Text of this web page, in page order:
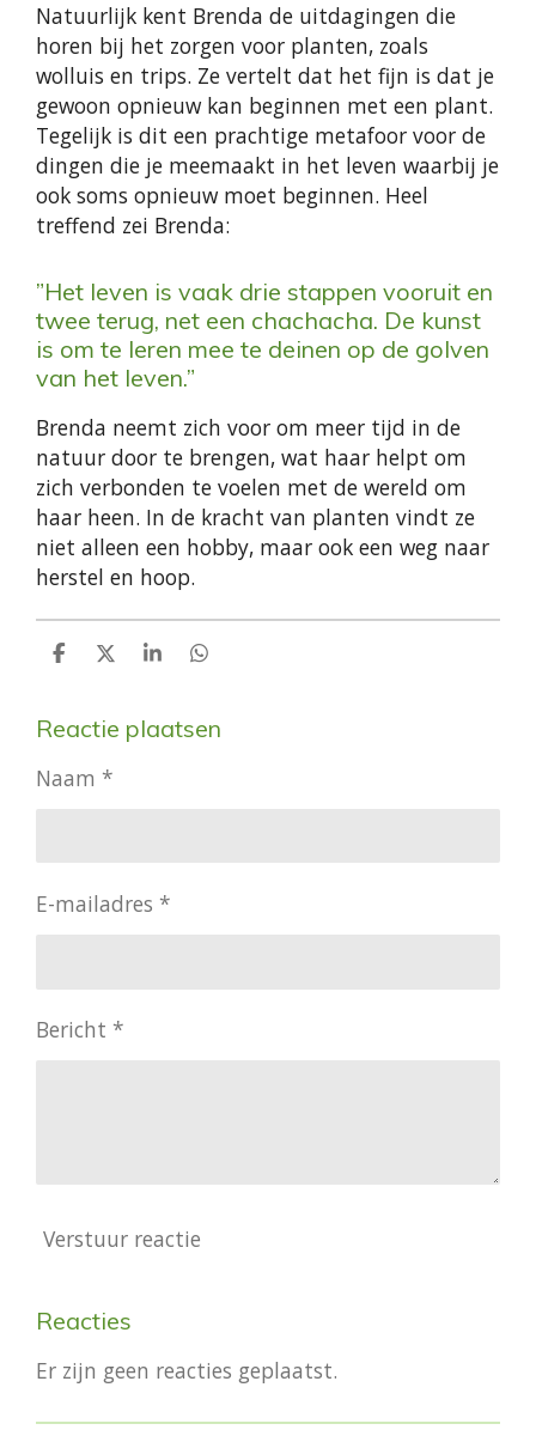
Natuurlijk kent Brenda de uitdagingen die
horen bij het zorgen voor planten, zoals
wolluis en trips. Ze vertelt dat het fijn is dat je
gewoon opnieuw kan beginnen met een plant.
Tegelijk is dit een prachtige metafoor voor de
dingen die je meemaakt in het leven waarbij je
ook soms opnieuw moet beginnen. Heel
treffend zei Brenda:
”Het leven is vaak drie stappen vooruit en
twee terug, net een chachacha. De kunst
is om te leren mee te deinen op de golven
van het leven.”
Brenda neemt zich voor om meer tijd in de
natuur door te brengen, wat haar helpt om
zich verbonden te voelen met de wereld om
haar heen. In de kracht van planten vindt ze
niet alleen een hobby, maar ook een weg naar
herstel en hoop.
D
e
D
l
S
r
D
e
Reactie plaatsen
Naam *
E-mailadres *
Bericht *
Verstuur reactie
Reacties
Er zijn geen reacties geplaatst.